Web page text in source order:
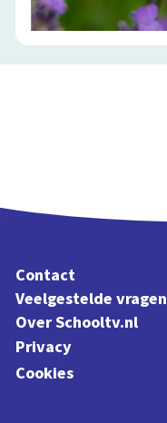
Contact
Veelgestelde vragen
Over Schooltv.nl
Privacy
Cookies